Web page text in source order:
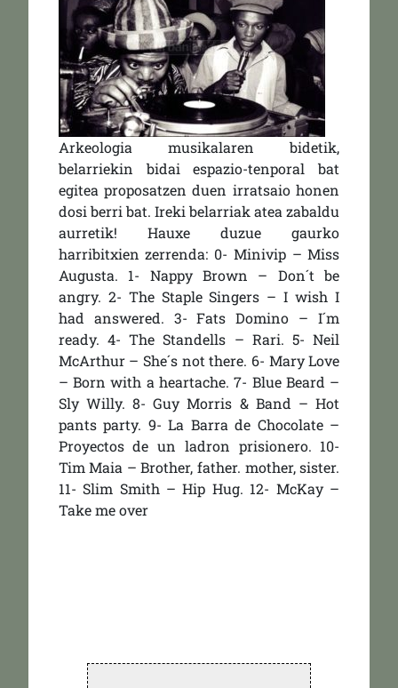
Arkeologia musikalaren bidetik,
belarriekin bidai espazio-tenporal bat
egitea proposatzen duen irratsaio honen
dosi berri bat. Ireki belarriak atea zabaldu
aurretik! Hauxe duzue gaurko
harribitxien zerrenda: 0- Minivip – Miss
Augusta. 1- Nappy Brown – Don´t be
angry. 2- The Staple Singers – I wish I
had answered. 3- Fats Domino – I´m
ready. 4- The Standells – Rari. 5- Neil
McArthur – She´s not there. 6- Mary Love
– Born with a heartache. 7- Blue Beard –
Sly Willy. 8- Guy Morris & Band – Hot
pants party. 9- La Barra de Chocolate –
Proyectos de un ladron prisionero. 10-
Tim Maia – Brother, father. mother, sister.
11- Slim Smith – Hip Hug. 12- McKay –
Take me over